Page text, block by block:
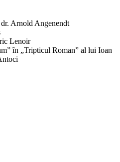
Arnold Angenendt
Lenoir
în „Tripticul Roman” al lui Ioan